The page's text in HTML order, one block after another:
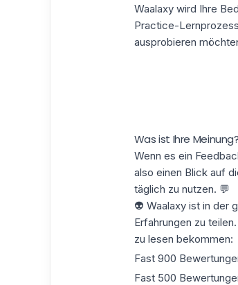
Waalaxy wird Ihre
Practice-
ausprobieren
Was ist Ihre Meinung?
Wenn es ein
also einen Blick auf
täglich zu nutzen. 💬
👽 Waalaxy ist in der
Erfahrungen zu teilen
zu lesen bekommen:
Fast 900
Fast 500